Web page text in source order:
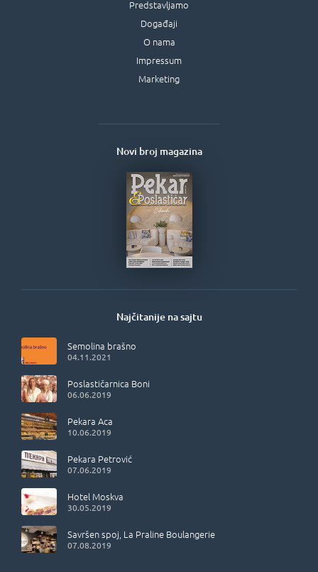
Predstavljamo
Događaji
O nama
Impressum
Marketing
Najčitanije na sajtu
Semolina brašno
04.11.2021
Poslastičarnica Boni
06.06.2019
Pekara Aca
10.06.2019
Pekara Petrović
07.06.2019
Hotel Moskva
30.05.2019
Savršen spoj, La Praline Boulangerie
07.08.2019
Novi broj magazina